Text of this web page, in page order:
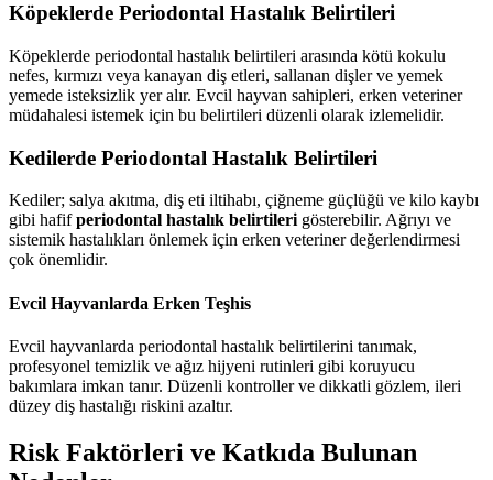
Köpeklerde Periodontal Hastalık Belirtileri
Köpeklerde periodontal hastalık belirtileri arasında kötü kokulu
nefes, kırmızı veya kanayan diş etleri, sallanan dişler ve yemek
yemede isteksizlik yer alır. Evcil hayvan sahipleri, erken veteriner
müdahalesi istemek için bu belirtileri düzenli olarak izlemelidir.
Kedilerde Periodontal Hastalık Belirtileri
Kediler; salya akıtma, diş eti iltihabı, çiğneme güçlüğü ve kilo kaybı
gibi hafifperiodontal hastalık belirtilerigösterebilir. Ağrıyı ve
sistemik hastalıkları önlemek için erken veteriner değerlendirmesi
çok önemlidir.
Evcil Hayvanlarda Erken Teşhis
Evcil hayvanlarda periodontal hastalık belirtilerini tanımak,
profesyonel temizlik ve ağız hijyeni rutinleri gibi koruyucu
bakımlara imkan tanır. Düzenli kontroller ve dikkatli gözlem, ileri
düzey diş hastalığı riskini azaltır.
Risk Faktörleri ve Katkıda Bulunan